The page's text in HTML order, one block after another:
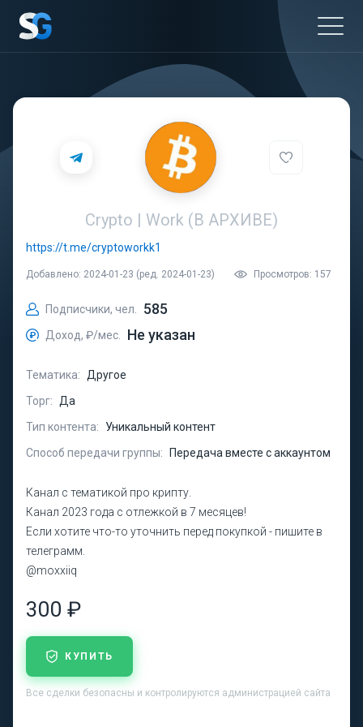
Crypto | Work (В АРХИВЕ)
https://t.me/cryptoworkk1
Добавлено: 2024-01-23 (ред. 2024-01-23) Просмотров: 157
Подписчики, чел. 585
Доход, ₽/мес. Не указан
Тематика:
Другое
Торг:
Да
Тип контента:
Уникальный контент
Способ передачи группы:
Передача вместе с аккаунтом
Канал с тематикой про крипту.
Канал 2023 года с отлежкой в 7 месяцев!
Если хотите что-то уточнить перед покупкой - пишите в
телеграмм.
@moxxiiq
300 ₽
КУПИТЬ
Все сделки безопасны и контролируются администрацией сайта